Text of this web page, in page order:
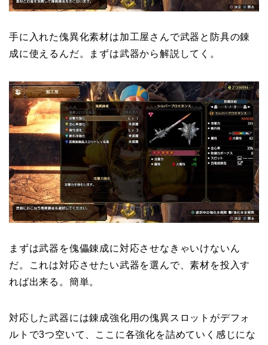
手に入れた傀異化素材は加工屋さんで武器と防具の錬
成に使えるんだ。まずは武器から解説してく。
まずは武器を傀儡錬成に対応させなきゃいけないん
だ。これは対応させたい武器を選んで、素材を投入す
れば出来る。簡単。
対応した武器には錬成強化用の傀異スロットがデフォ
ルトで3つ空いて、ここに各強化を詰めていく感じにな